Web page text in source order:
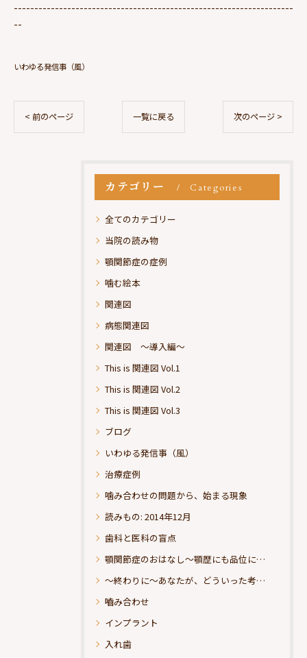
--------------------------------------------------------------------
--
いわゆる発信事（風）
< 前のページ 一覧に戻る 次のページ >
カテゴリー Categories
全てのカテゴリー
当院の読み物
顎関節症の症例
噛む絵本
関連図
病態関連図
関連図 ～導入編～
This is 関連図 Vol.1
This is 関連図 Vol.2
This is 関連図 Vol.3
ブログ
いわゆる発信事（風）
治療症例
噛み合わせの問題から、始まる現象
読みもの: 2014年12月
歯科と医科の盲点
顎関節症のおはなし～顎歴にも品位にこだわりたい
～終わりに～あなたが、どういった考えの治療をお求めになられるのか？
嚙み合わせ
インプラント
入れ歯